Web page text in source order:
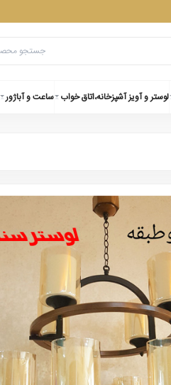
لوستر و آویز آشپزخانه،اتاق خواب ساعت و آباژور